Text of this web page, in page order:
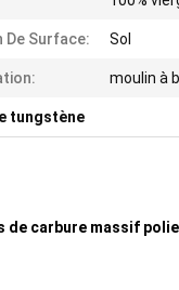
De Surface: Sol
moulin à
tungstène
de carbure massif